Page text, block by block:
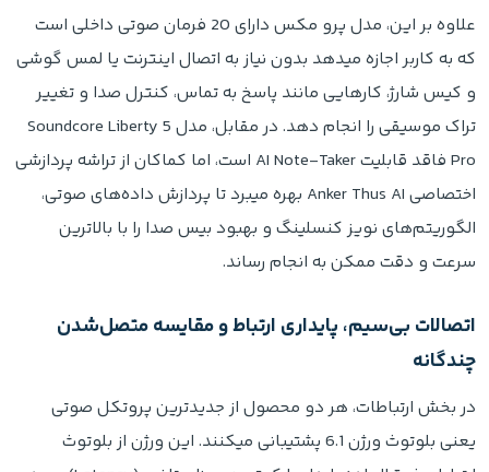
علاوه بر این، مدل پرو مکس دارای 20 فرمان صوتی داخلی است
که به کاربر اجازه میدهد بدون نیاز به اتصال اینترنت یا لمس گوشی
و کیس شارژ، کارهایی مانند پاسخ به تماس، کنترل صدا و تغییر
تراک موسیقی را انجام دهد. در مقابل، مدل Soundcore Liberty 5
Pro فاقد قابلیت AI Note-Taker است، اما کماکان از تراشه پردازشی
اختصاصی Anker Thus AI بهره میبرد تا پردازش داده‌های صوتی،
الگوریتم‌های نویز کنسلینگ و بهبود بیس صدا را با بالاترین
سرعت و دقت ممکن به انجام رساند.
اتصالات بی‌سیم، پایداری ارتباط و مقایسه متصل‌شدن
چندگانه
در بخش ارتباطات، هر دو محصول از جدیدترین پروتکل صوتی
یعنی بلوتوث ورژن 6.1 پشتیبانی میکنند. این ورژن از بلوتوث